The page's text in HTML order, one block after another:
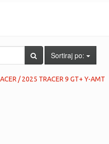
Sortiraj po:
/ 2025 TRACER 9 GT+ Y-AMT